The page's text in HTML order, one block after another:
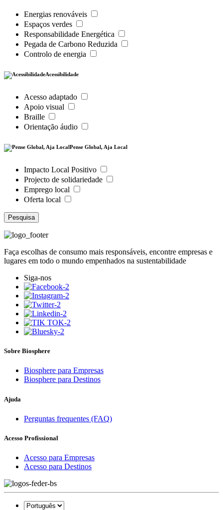
Energias renováveis
Espaços verdes
Responsabilidade Energética
Pegada de Carbono Reduzida
Controlo de energia
Acessibilidade
Acesso adaptado
Apoio visual
Braille
Orientação áudio
Pense Global, Aja Local
Impacto Local Positivo
Projecto de solidariedade
Emprego local
Oferta local
Pesquisa
Faça escolhas de consumo mais responsáveis, encontre empresas e
lugares em todo o mundo empenhados na sustentabilidade
Siga-nos
Sobre Biosphere
Biosphere para Empresas
Biosphere para Destinos
Ajuda
Perguntas frequentes (FAQ)
Acesso Profissional
Acesso para Empresas
Acesso para Destinos